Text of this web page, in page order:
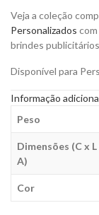
Veja a coleção
Personalizados
brindes
Disponível para
Informação
Peso
Dimensões (C x L
A)
Cor